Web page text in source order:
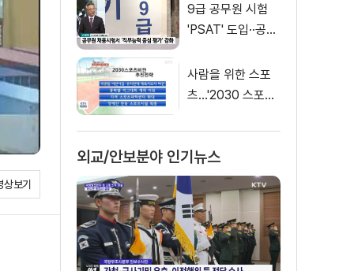
보기
9급 공무원 시험
'PSAT' 도입··공정
사람을 위한 스포
츠…'2030 스포츠
외교/안보분야 인기뉴스